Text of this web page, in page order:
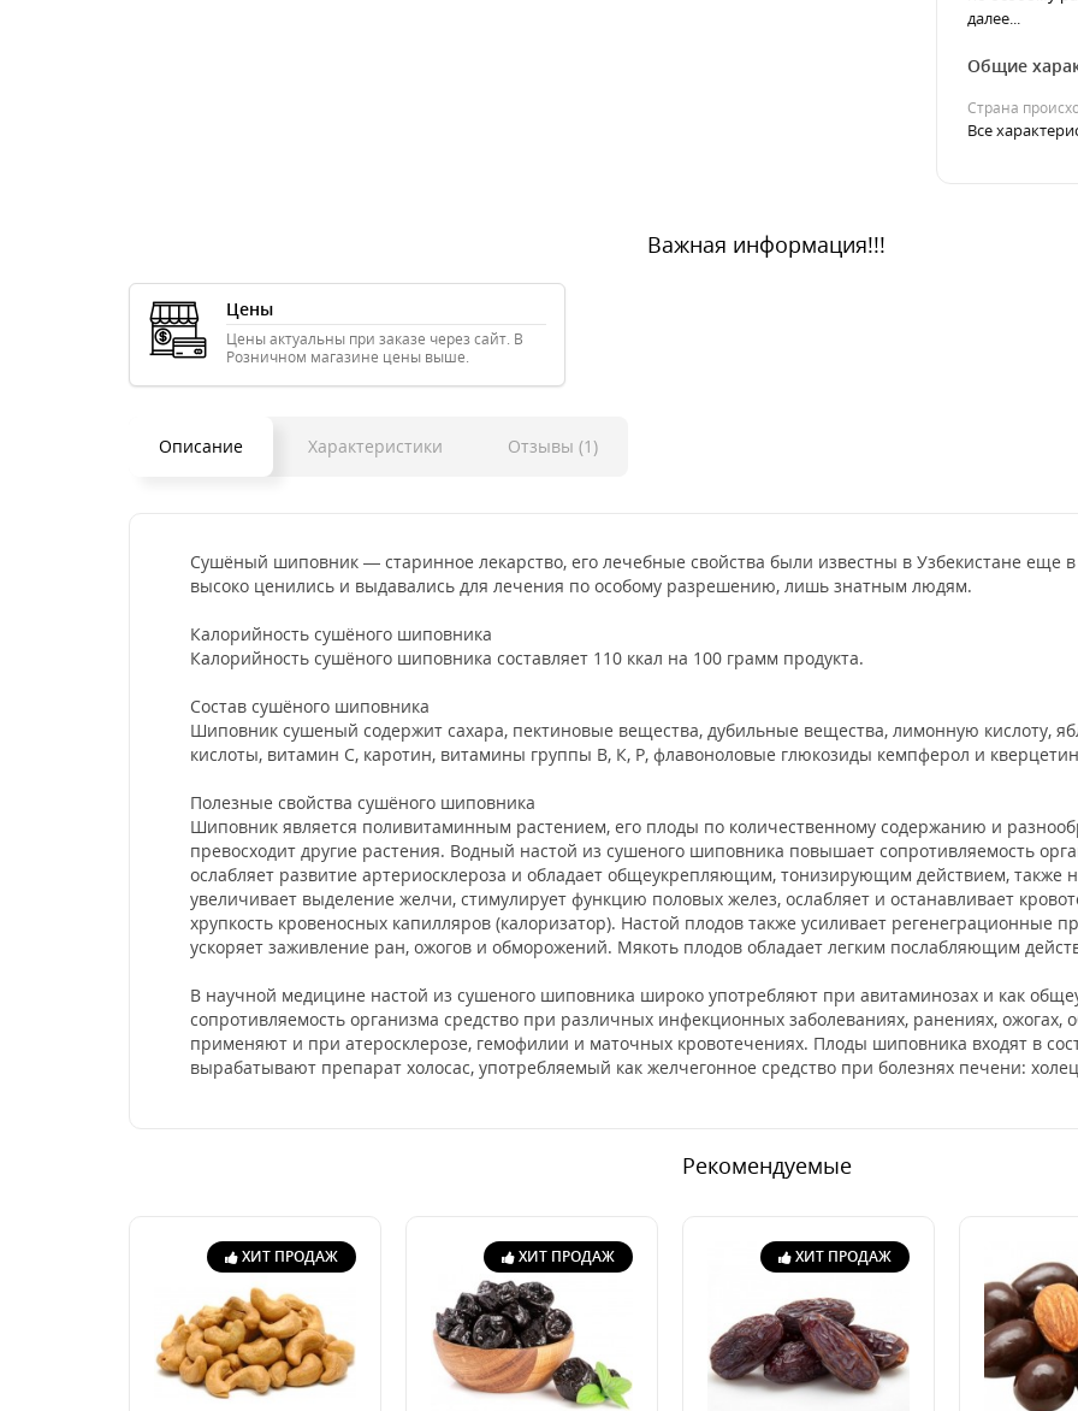
далее...
Общие
Страна
Все
Важная информация!!!
Цены
Цены актуальны при заказе через сайт. В
Розничном магазине цены выше.
Описание Характеристики Отзывы (1)
Сушёный шиповник — старинное лекарство, его лечебные свойства были известны в Узбекистане еще
высоко ценились и выдавались для лечения по особому разрешению, лишь знатным людям.
Калорийность сушёного шиповника
Калорийность сушёного шиповника составляет 110 ккал на 100 грамм продукта.
Состав сушёного шиповника
Шиповник сушеный содержит сахара, пектиновые вещества, дубильные вещества, лимонную кислоту,
кислоты, витамин С, каротин, витамины группы В, К, Р, флавоноловые глюкозиды кемпферол и
Полезные свойства сушёного шиповника
Шиповник является поливитаминным растением, его плоды по количественному содержанию и
превосходит другие растения. Водный настой из сушеного шиповника повышает сопротивляемость
ослабляет развитие артериосклероза и обладает общеукрепляющим, тонизирующим действием, также
увеличивает выделение желчи, стимулирует функцию половых желез, ослабляет и останавливает
хрупкость кровеносных капилляров (калоризатор). Настой плодов также усиливает регенеграционные
ускоряет заживление ран, ожогов и обморожений. Мякоть плодов обладает легким послабляющим
В научной медицине настой из сушеного шиповника широко употребляют при авитаминозах и как
сопротивляемость организма средство при различных инфекционных заболеваниях, ранениях,
применяют и при атеросклерозе, гемофилии и маточных кровотечениях. Плоды шиповника входят в
вырабатывают препарат холосас, употребляемый как желчегонное средство при болезнях печени:
Рекомендуемые
ХИТ ПРОДАЖ ХИТ ПРОДАЖ ХИТ ПРОДАЖ